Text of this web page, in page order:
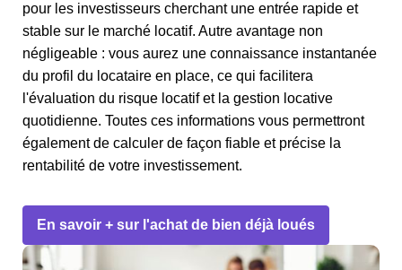
pour les investisseurs cherchant une entrée rapide et
stable sur le marché locatif. Autre avantage non
négligeable : vous aurez une connaissance instantanée
du profil du locataire en place, ce qui facilitera
l'évaluation du risque locatif et la gestion locative
quotidienne. Toutes ces informations vous permettront
également de calculer de façon fiable et précise la
rentabilité de votre investissement.
En savoir + sur l'achat de bien déjà loués